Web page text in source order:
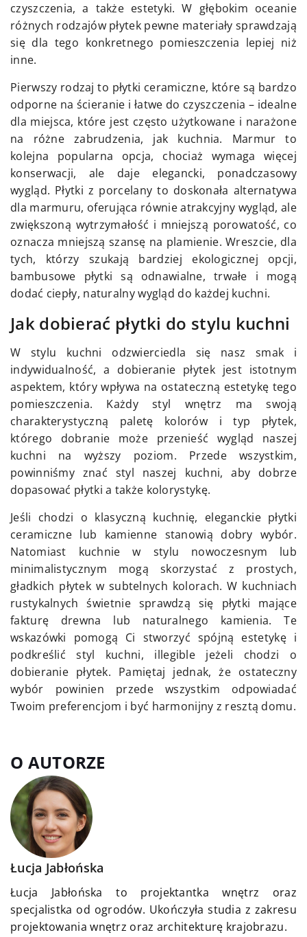
czyszczenia, a także estetyki. W głębokim oceanie
różnych rodzajów płytek pewne materiały sprawdzają
się dla tego konkretnego pomieszczenia lepiej niż
inne.
Pierwszy rodzaj to płytki ceramiczne, które są bardzo
odporne na ścieranie i łatwe do czyszczenia – idealne
dla miejsca, które jest często użytkowane i narażone
na różne zabrudzenia, jak kuchnia. Marmur to
kolejna popularna opcja, chociaż wymaga więcej
konserwacji, ale daje elegancki, ponadczasowy
wygląd. Płytki z porcelany to doskonała alternatywa
dla marmuru, oferująca równie atrakcyjny wygląd, ale
zwiększoną wytrzymałość i mniejszą porowatość, co
oznacza mniejszą szansę na plamienie. Wreszcie, dla
tych, którzy szukają bardziej ekologicznej opcji,
bambusowe płytki są odnawialne, trwałe i mogą
dodać ciepły, naturalny wygląd do każdej kuchni.
Jak dobierać płytki do stylu kuchni
W stylu kuchni odzwierciedla się nasz smak i
indywidualność, a dobieranie płytek jest istotnym
aspektem, który wpływa na ostateczną estetykę tego
pomieszczenia. Każdy styl wnętrz ma swoją
charakterystyczną paletę kolorów i typ płytek,
którego dobranie może przenieść wygląd naszej
kuchni na wyższy poziom. Przede wszystkim,
powinniśmy znać styl naszej kuchni, aby dobrze
dopasować płytki a także kolorystykę.
Jeśli chodzi o klasyczną kuchnię, eleganckie płytki
ceramiczne lub kamienne stanowią dobry wybór.
Natomiast kuchnie w stylu nowoczesnym lub
minimalistycznym mogą skorzystać z prostych,
gładkich płytek w subtelnych kolorach. W kuchniach
rustykalnych świetnie sprawdzą się płytki mające
fakturę drewna lub naturalnego kamienia. Te
wskazówki pomogą Ci stworzyć spójną estetykę i
podkreślić styl kuchni, illegible jeżeli chodzi o
dobieranie płytek. Pamiętaj jednak, że ostateczny
wybór powinien przede wszystkim odpowiadać
Twoim preferencjom i być harmonijny z resztą domu.
O AUTORZE
Łucja Jabłońska
Łucja Jabłońska to projektantka wnętrz oraz
specjalistka od ogrodów. Ukończyła studia z zakresu
projektowania wnętrz oraz architekturę krajobrazu.